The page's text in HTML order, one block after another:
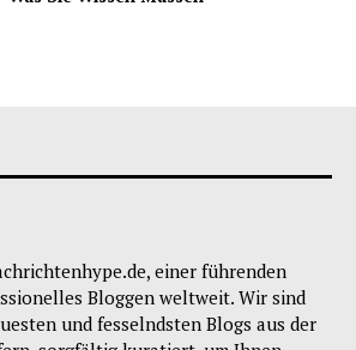
einer führenden
Bloggen weltweit. Wir sind
und fesselndsten Blogs aus der